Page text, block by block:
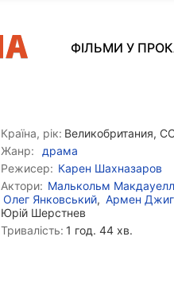
ФІЛЬМИ У
Країна, рік: Великобритания,
Жанр:
драма
Режисер: Карен Шахназаров
Актори: Малькольм Макдауелл
Олег Янковський, Армен
Юрій Шерстнев
Тривалість: 1 год. 44 хв.